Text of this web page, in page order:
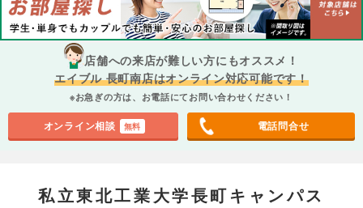
店舗への来店が難しい方にもオススメ！
エイブル 長町南店はオンライン対応可能です！
※お急ぎの方は、お電話にてお問い合わせください！
オンライン相談 無料 電話問合せ
私立東北工業大学長町キャンパス